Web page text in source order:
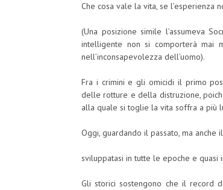
Che cosa vale la vita, se l’esperienza
(Una posizione simile l’assumeva
intelligente non si comporterà mai
nell’inconsapevolezza dell’uomo).
Fra i crimini e gli omicidi il primo
delle rotture e della distruzione,
alla quale si toglie la vita soffra a più
Oggi, guardando il passato, ma anche
sviluppatasi in tutte le epoche e
Gli storici sostengono che il record